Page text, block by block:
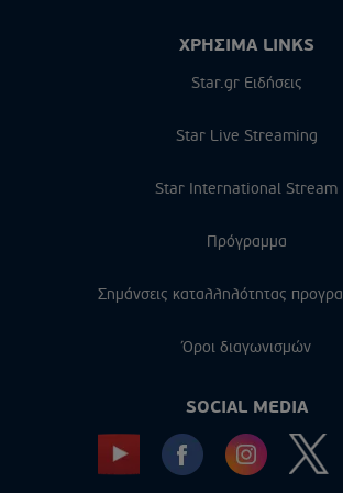
ΧΡΗΣΙΜΑ LINKS
Star.gr Ειδήσεις
Star Live Streaming
Star International Stream
Πρόγραμμα
Σημάνσεις καταλληλότητας
Όροι διαγωνισμών
SOCIAL MEDIA